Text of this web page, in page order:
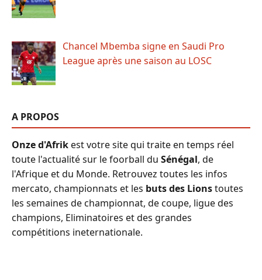
Chancel Mbemba signe en Saudi Pro
League après une saison au LOSC
A PROPOS
Onze d'Afrikest votre site qui traite en temps réel
toute l'actualité sur le foorball du Sénégal, de
l'Afrique et du Monde. Retrouvez toutes les infos
mercato, championnats et les buts des Lionstoutes
les semaines de championnat, de coupe, ligue des
champions, Eliminatoires et des grandes
compétitions ineternationale.